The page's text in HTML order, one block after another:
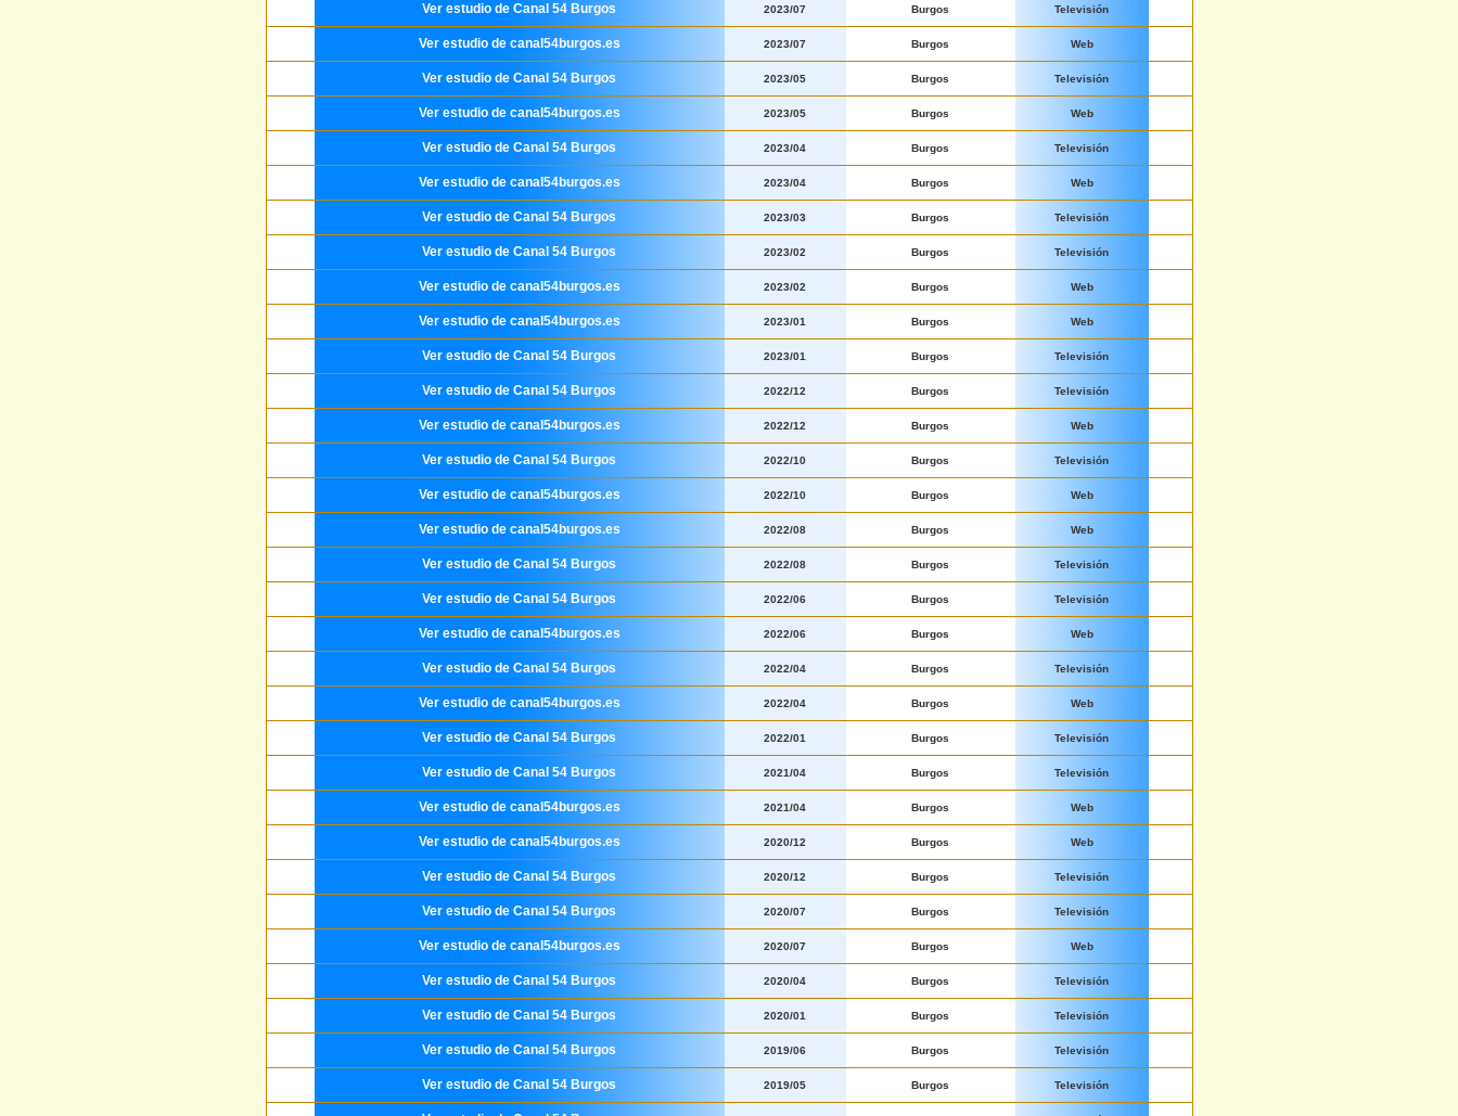
Ver estudio de Canal 54 Burgos 2023/07 Burgos Televisión
Ver estudio de canal54burgos.es 2023/07 Burgos Web
Ver estudio de Canal 54 Burgos 2023/05 Burgos Televisión
Ver estudio de canal54burgos.es 2023/05 Burgos Web
Ver estudio de Canal 54 Burgos 2023/04 Burgos Televisión
Ver estudio de canal54burgos.es 2023/04 Burgos Web
Ver estudio de Canal 54 Burgos 2023/03 Burgos Televisión
Ver estudio de Canal 54 Burgos 2023/02 Burgos Televisión
Ver estudio de canal54burgos.es 2023/02 Burgos Web
Ver estudio de canal54burgos.es 2023/01 Burgos Web
Ver estudio de Canal 54 Burgos 2023/01 Burgos Televisión
Ver estudio de Canal 54 Burgos 2022/12 Burgos Televisión
Ver estudio de canal54burgos.es 2022/12 Burgos Web
Ver estudio de Canal 54 Burgos 2022/10 Burgos Televisión
Ver estudio de canal54burgos.es 2022/10 Burgos Web
Ver estudio de canal54burgos.es 2022/08 Burgos Web
Ver estudio de Canal 54 Burgos 2022/08 Burgos Televisión
Ver estudio de Canal 54 Burgos 2022/06 Burgos Televisión
Ver estudio de canal54burgos.es 2022/06 Burgos Web
Ver estudio de Canal 54 Burgos 2022/04 Burgos Televisión
Ver estudio de canal54burgos.es 2022/04 Burgos Web
Ver estudio de Canal 54 Burgos 2022/01 Burgos Televisión
Ver estudio de Canal 54 Burgos 2021/04 Burgos Televisión
Ver estudio de canal54burgos.es 2021/04 Burgos Web
Ver estudio de canal54burgos.es 2020/12 Burgos Web
Ver estudio de Canal 54 Burgos 2020/12 Burgos Televisión
Ver estudio de Canal 54 Burgos 2020/07 Burgos Televisión
Ver estudio de canal54burgos.es 2020/07 Burgos Web
Ver estudio de Canal 54 Burgos 2020/04 Burgos Televisión
Ver estudio de Canal 54 Burgos 2020/01 Burgos Televisión
Ver estudio de Canal 54 Burgos 2019/06 Burgos Televisión
Ver estudio de Canal 54 Burgos 2019/05 Burgos Televisión